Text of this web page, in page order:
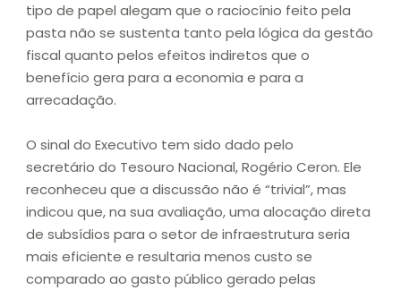
tipo de papel alegam que o raciocínio feito pela
pasta não se sustenta tanto pela lógica da gestão
fiscal quanto pelos efeitos indiretos que o
benefício gera para a economia e para a
arrecadação.
O sinal do Executivo tem sido dado pelo
secretário do Tesouro Nacional, Rogério Ceron. Ele
reconheceu que a discussão não é “trivial”, mas
indicou que, na sua avaliação, uma alocação direta
de subsídios para o setor de infraestrutura seria
mais eficiente e resultaria menos custo se
comparado ao gasto público gerado pelas